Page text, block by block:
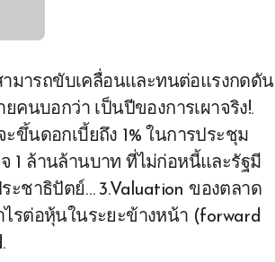
ามารถขับเคลื่อนและทนต่อแรงกดดัน
คนบอกว่า เป็นปีของการเผาจริง!.
ขึ้นดอกเบี้ยถึง 1% ในการประชุม
1 ล้านล้านบาท ที่ไม่ก่อหนี้และรัฐมี
ชาธิปัตย์… 3.Valuation ของตลาด
รต่อหุ้นในระยะข้างหน้า (forward